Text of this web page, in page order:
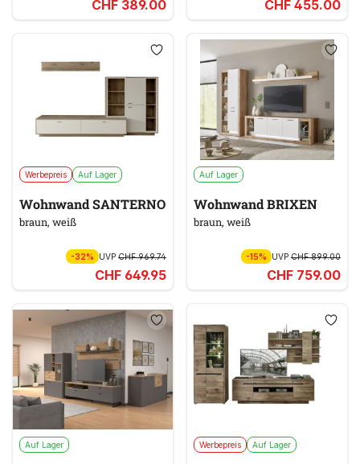
CHF 389.00 CHF 455.00
Werbepreis Auf Lager
Wohnwand SANTERNO
braun, weiß
-32% UVP CHF 969.74
CHF 649.95
Auf Lager
Wohnwand BRIXEN
braun, weiß
-15% UVPCHF 899.00
CHF 759.00
Auf Lager Werbepreis Auf Lager